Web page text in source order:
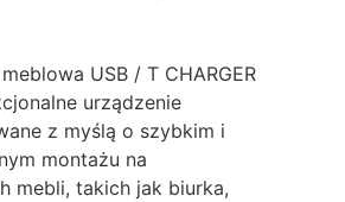
USB / T CHARGER
urządzenie
z myślą o szybkim i
montażu na
mebli, takich jak biurka,